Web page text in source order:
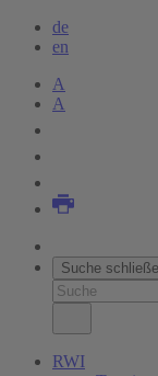
de
en
A
A
Suche
RWI